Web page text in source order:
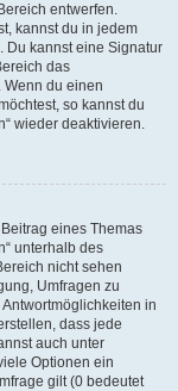
entwerfen.
kannst du in jedem
Du kannst eine Signatur
das
du einen
so kannst du
wieder deaktivieren.
eines Themas
unterhalb des
nicht sehen
Umfragen zu
in
dass jede
auch unter
Optionen ein
gilt (0 bedeutet